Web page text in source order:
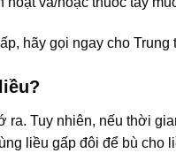
hãy gọi ngay cho
ra. Tuy nhiên, nếu thời
liều gấp đôi để bù cho